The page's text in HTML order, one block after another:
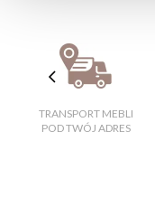
TRANSPORT MEBLI
POD TWÓJ ADRES